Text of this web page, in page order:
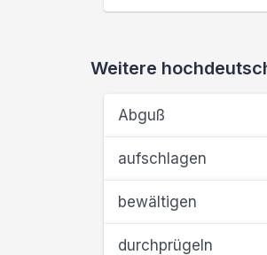
Weitere
Abguß
aufschlagen
bewältigen
durchprügeln